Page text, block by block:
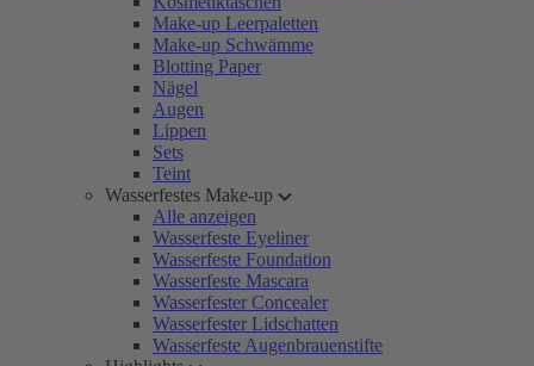
Make-up Leerpaletten
Make-up Schwämme
Blotting Paper
Nägel
Augen
Lippen
Sets
Teint
Wasserfestes Make-up
Alle anzeigen
Wasserfeste Eyeliner
Wasserfeste Foundation
Wasserfeste Mascara
Wasserfester Concealer
Wasserfester Lidschatten
Wasserfeste Augenbrauenstifte